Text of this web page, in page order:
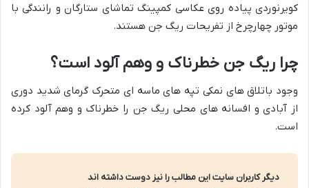
کویرنوردی پیاده روی عکاسی کمپینگ تماشای ستارگان و رانندگی با
موتور چهارچرخ از تفریحات ریگ جن هستند.
چرا ریگ جن خطرناک و وهم آلود است؟
وجود باتلاق های نمکی تپه های ماسه ای متحرک گرمای شدید دوری
از آبادی و افسانه های محلی ریگ جن را خطرناک و وهم آلود کرده
است.
دیگر کاربران سایت این مطالب را نیز دوست داشته اند